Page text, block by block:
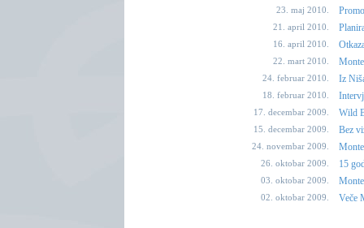
23. maj 2010.
21. april 2010.
16. april 2010.
22. mart 2010.
24. februar 2010. Iz
18. februar 2010.
17. decembar 2009. Wild
15. decembar 2009. Bez
24. novembar 2009.
26. oktobar 2009. 15
03. oktobar 2009.
02. oktobar 2009. Veče